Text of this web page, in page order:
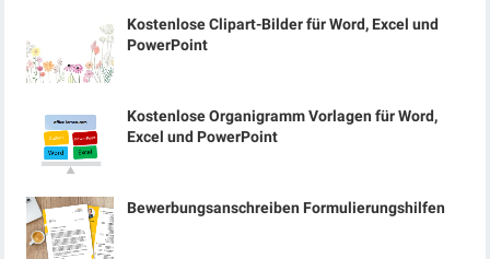
Kostenlose Clipart-Bilder für Word, Excel und
PowerPoint
Kostenlose Organigramm Vorlagen für Word,
Excel und PowerPoint
Bewerbungsanschreiben Formulierungshilfen